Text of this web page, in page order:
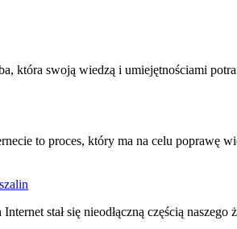
która swoją wiedzą i umiejętnościami
to proces, który ma na celu poprawę
stał się nieodłączną częścią